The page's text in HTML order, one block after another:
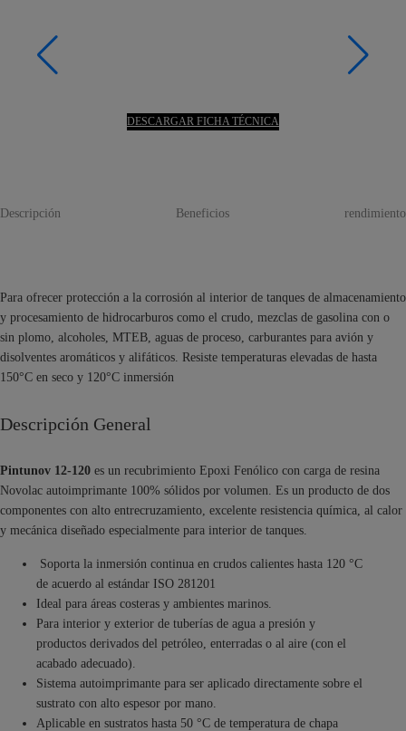
DESCARGAR FICHA TÉCNICA
Descripción Beneficios rendimiento
Para ofrecer protección a la corrosión al interior de tanques de almacenamiento
y procesamiento de hidrocarburos como el crudo, mezclas de gasolina con o
sin plomo, alcoholes, MTEB, aguas de proceso, carburantes para avión y
disolventes aromáticos y alifáticos. Resiste temperaturas elevadas de hasta
150°C en seco y 120°C inmersión
Descripción General
Pintunov 12-120 es un recubrimiento Epoxi Fenólico con carga de resina
Novolac autoimprimante 100% sólidos por volumen. Es un producto de dos
componentes con alto entrecruzamiento, excelente resistencia química, al calor
y mecánica diseñado especialmente para interior de tanques.
Soporta la inmersión continua en crudos calientes hasta 120 °C
de acuerdo al estándar ISO 281201
Ideal para áreas costeras y ambientes marinos.
Para interior y exterior de tuberías de agua a presión y
productos derivados del petróleo, enterradas o al aire (con el
acabado adecuado).
Sistema autoimprimante para ser aplicado directamente sobre el
sustrato con alto espesor por mano.
Aplicable en sustratos hasta 50 °C de temperatura de chapa